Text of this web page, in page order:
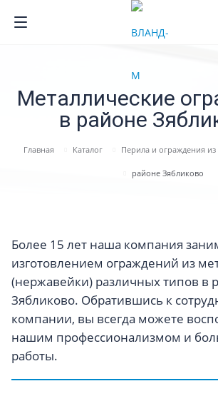
Металлические
в районе
Главная Каталог Перила и ограждения
районе Зябликово
Более 15 лет наша компания
изготовлением ограждений из
(нержавейки) различных типов в
Зябликово. Обратившись к
компании, вы всегда можете
нашим профессионализмом и
работы.